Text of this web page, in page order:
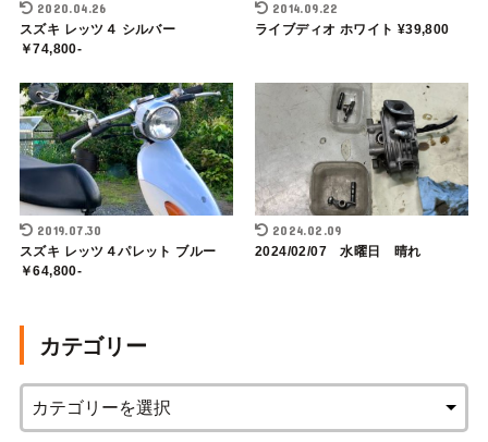
2020.04.26
スズキ レッツ４ シルバー
￥74,800-
2014.09.22
ライブディオ ホワイト ¥39,800
2019.07.30
スズキ レッツ４パレット ブルー
￥64,800-
2024.02.09
2024/02/07 水曜日 晴れ
カテゴリー